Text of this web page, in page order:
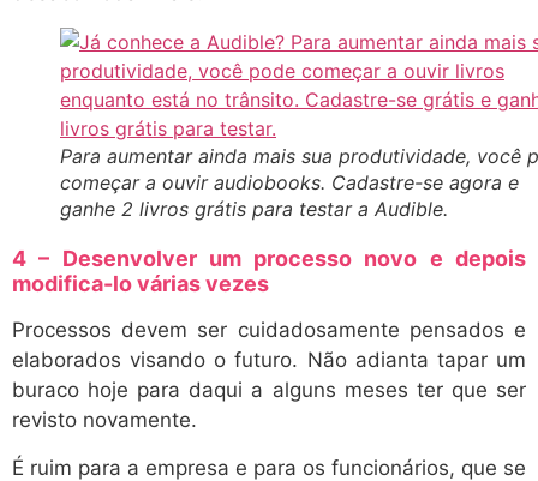
Para aumentar ainda mais sua produtividade, você
começar a ouvir audiobooks. Cadastre-se agora e
ganhe 2 livros grátis para testar a Audible.
4 – Desenvolver um processo novo e depois
modifica-lo várias vezes
Processos devem ser cuidadosamente pensados e
elaborados visando o futuro. Não adianta tapar um
buraco hoje para daqui a alguns meses ter que ser
revisto novamente.
É ruim para a empresa e para os funcionários, que se